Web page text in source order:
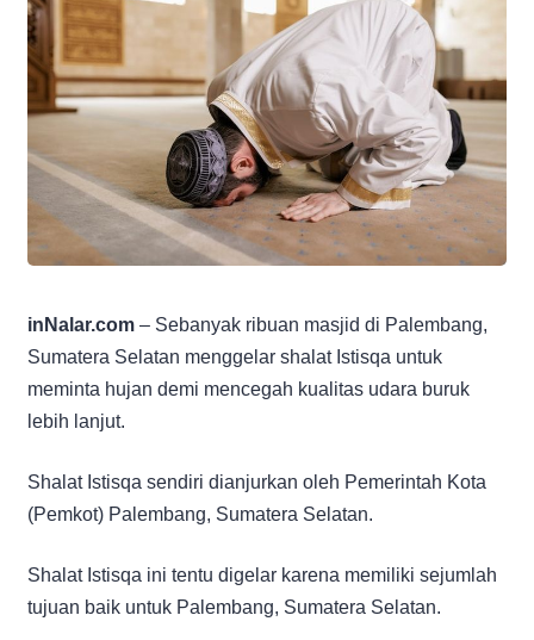
inNalar.com – Sebanyak ribuan masjid di Palembang,
Sumatera Selatan menggelar shalat Istisqa untuk
meminta hujan demi mencegah kualitas udara buruk
lebih lanjut.
Shalat Istisqa sendiri dianjurkan oleh Pemerintah Kota
(Pemkot) Palembang, Sumatera Selatan.
Shalat Istisqa ini tentu digelar karena memiliki sejumlah
tujuan baik untuk Palembang, Sumatera Selatan.